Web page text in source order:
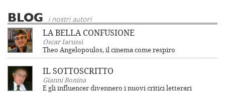
BLOG i nostri autori
LA BELLA CONFUSIONE
Oscar Iarussi
Theo Angelopoulos, il cinema come respiro
IL SOTTOSCRITTO
Gianni Bonina
E gli influencer divennero i nuovi critici letterari